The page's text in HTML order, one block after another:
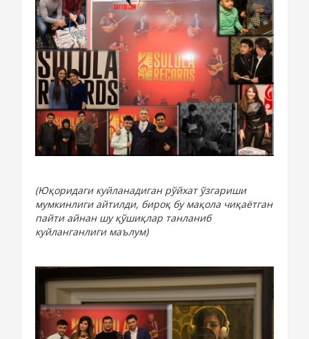
(Юқоридаги куйланадиган рўйхат ўзгариши
мумкинлиги айтилди, бироқ бу мақола чиқаётган
пайти айнан шу қўшиқлар танланиб
куйланганлиги маълум)